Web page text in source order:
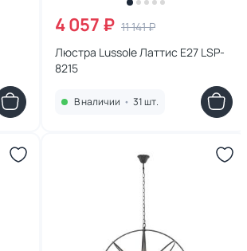
4 057 ₽ 11 141 ₽
Люстра Lussole Латтис E27 LSP-
8215
В наличии • 31 шт.